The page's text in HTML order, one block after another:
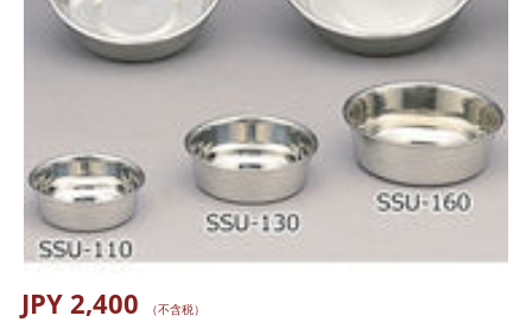
JPY 2,400 （不含税）